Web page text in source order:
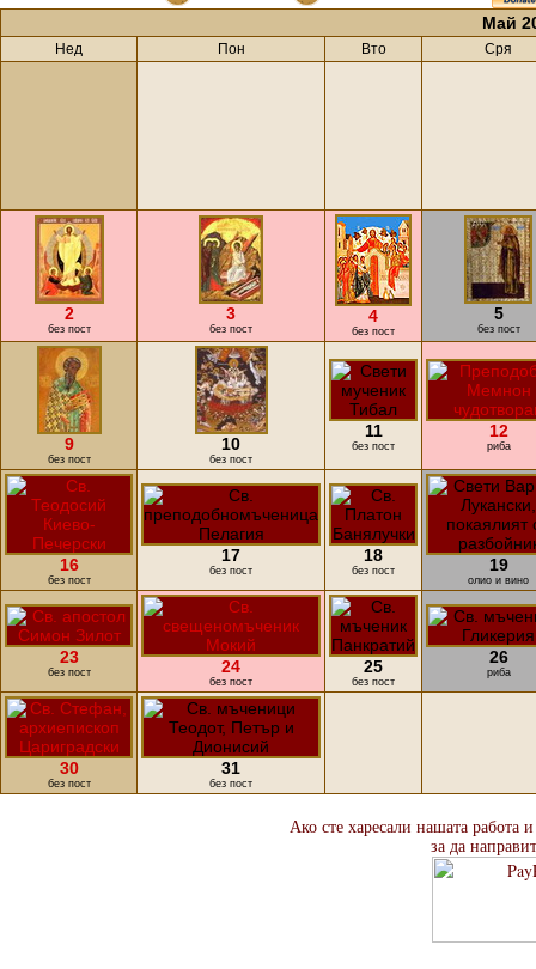
Май
Нед Пон Вто Сря
2
без пост
3
без пост
4
без пост
5
без пост
9
без пост
10
без пост
11
без пост
12
риба
16
без пост
17
без пост
18
без пост 19
олио и вино
23
без пост 24
без пост
25
без пост
26
риба
30
без пост
31
без пост
Ако сте харесали нашата работа
за да